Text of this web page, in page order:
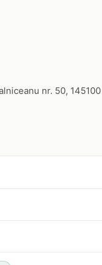
nr. 50,